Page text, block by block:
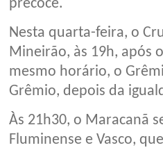
precoce.
Nesta quarta-feira, o
Mineirão, às 19h, após
mesmo horário, o
Grêmio, depois da
Às 21h30, o Maracanã
Fluminense e Vasco,